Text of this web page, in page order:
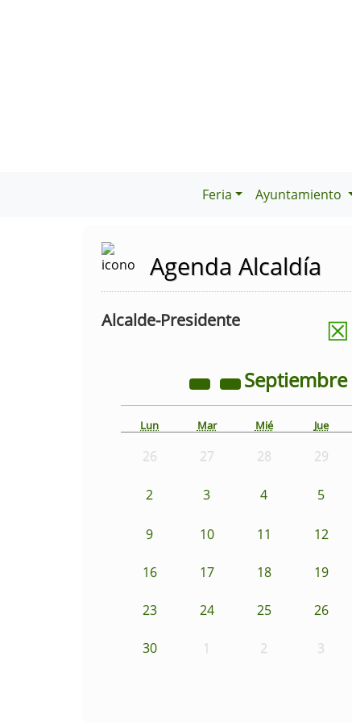
Feria Ayuntamiento
Agenda Alcaldía
Alcalde-Presidente ☒
Septiembre
Lun Mar Mié Jue
26 27 28 29
2 3 4 5
9 10 11 12
16 17 18 19
23 24 25 26
30 1 2 3